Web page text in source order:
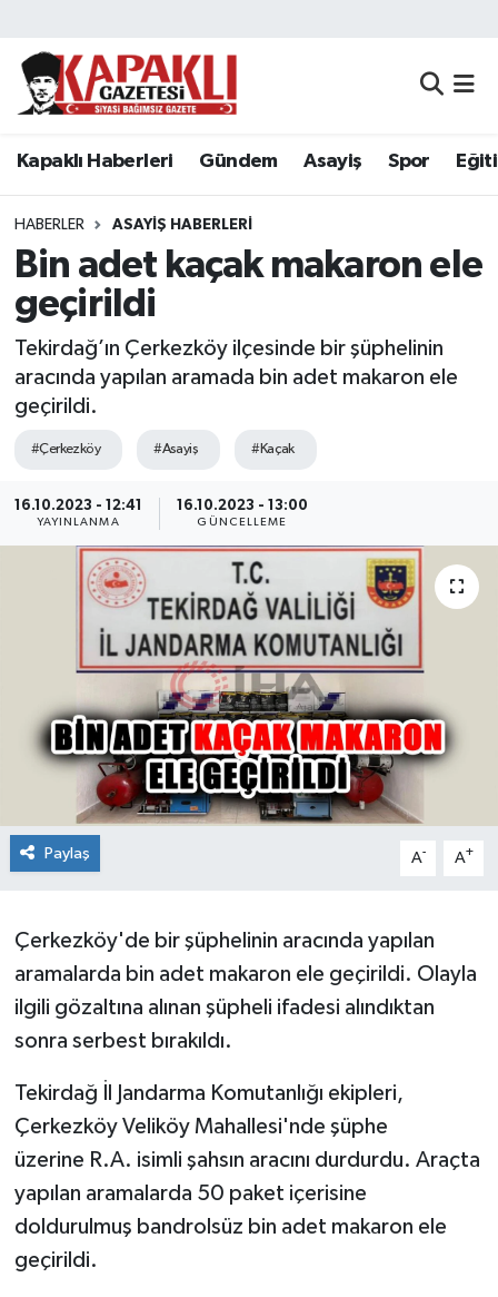
Kapaklı Haberleri Gündem Asayiş Spor
HABERLER ASAYIŞ HABERLERI
Bin adet kaçak makaron ele
geçirildi
Tekirdağ’ın Çerkezköy ilçesinde bir şüphelinin
aracında yapılan aramada bin adet makaron ele
geçirildi.
#Çerkezköy #Asayiş #Kaçak
16.10.2023 - 12:41
YAYINLANMA
16.10.2023 - 13:00
GÜNCELLEME
Paylaş A- A+
Çerkezköy'de bir şüphelinin aracında yapılan
aramalarda bin adet makaron ele geçirildi. Olayla
ilgili gözaltına alınan şüpheli ifadesi alındıktan
sonra serbest bırakıldı.
Tekirdağ İl Jandarma Komutanlığı ekipleri,
Çerkezköy Veliköy Mahallesi'nde şüphe
üzerine R.A. isimli şahsın aracını durdurdu. Araçta
yapılan aramalarda 50 paket içerisine
doldurulmuş bandrolsüz bin adet makaron ele
geçirildi.
Kapaklı Haberleri
Asayiş
Spor
Eğitim
Siyaset
Sağlık
Teknoloji
Yaşam
Tekirdağ Nöbetçi Eczaneler
Tekirdağ Namaz Vakitleri
Tekirdağ Trafik Yoğunluk Haritası
Süper Lig Puan Durumu ve Fikstür
Tüm Manşetler